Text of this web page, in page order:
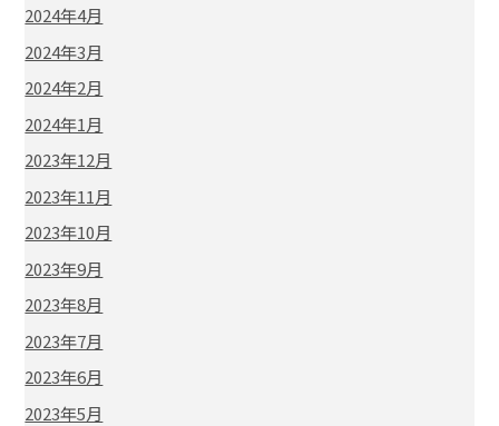
2024年4月
2024年3月
2024年2月
2024年1月
2023年12月
2023年11月
2023年10月
2023年9月
2023年8月
2023年7月
2023年6月
2023年5月